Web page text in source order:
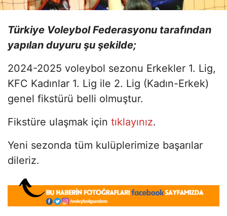
Türkiye Voleybol Federasyonu tarafından
yapılan duyuru şu şekilde;
2024-2025 voleybol sezonu Erkekler 1. Lig,
KFC Kadınlar 1. Lig ile 2. Lig (Kadın-Erkek)
genel fikstürü belli olmuştur.
Fikstüre ulaşmak için tıklayınız.
Yeni sezonda tüm kulüplerimize başarılar
dileriz.